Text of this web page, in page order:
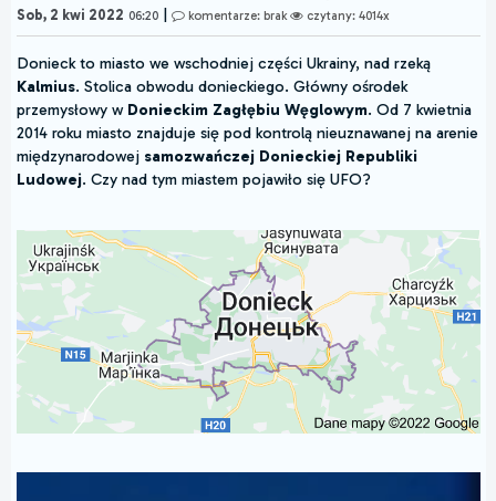
Sob, 2 kwi 2022 06:20 komentarze: brak czytany: 4014x
Donieck to miasto we wschodniej części Ukrainy, nad rzeką
Kalmius. Stolica obwodu donieckiego. Główny ośrodek
przemysłowy w Donieckim Zagłębiu Węglowym. Od 7 kwietnia
2014 roku miasto znajduje się pod kontrolą nieuznawanej na arenie
międzynarodowej samozwańczej Donieckiej Republiki
Ludowej. Czy nad tym miastem pojawiło się UFO?